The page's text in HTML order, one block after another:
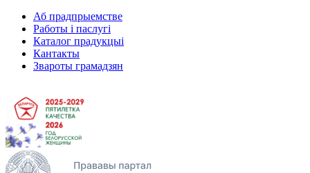
Аб прадпрыемстве
Работы і паслугі
Каталог прадукцыі
Кантакты
Звароты грамадзян